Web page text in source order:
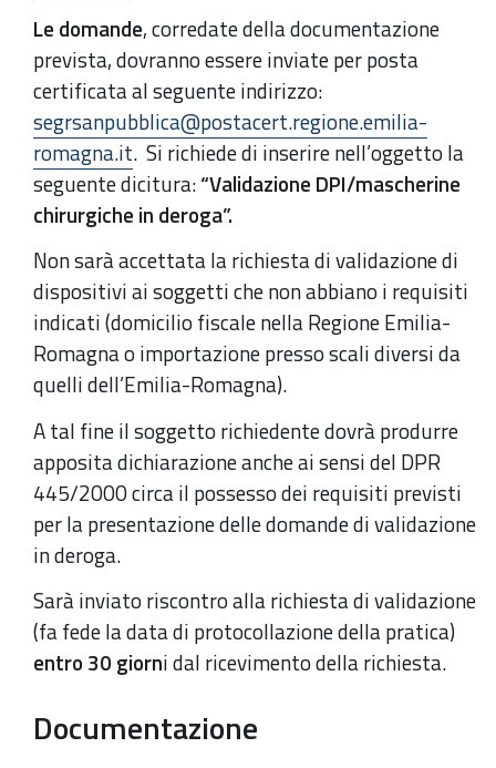
Le domande, corredate della documentazione
prevista, dovranno essere inviate per posta
certificata al seguente indirizzo:
segrsanpubblica@postacert.regione.emilia-
romagna.it. Si richiede di inserire nell’oggetto la
seguente dicitura:“Validazione DPI/mascherine
chirurgiche in deroga”.
Non sarà accettata la richiesta di validazione di
dispositivi ai soggetti che non abbiano i requisiti
indicati (domicilio fiscale nella Regione Emilia-
Romagna o importazione presso scali diversi da
quelli dell’Emilia-Romagna).
A tal fine il soggetto richiedente dovrà produrre
apposita dichiarazione anche ai sensi del DPR
445/2000 circa il possesso dei requisiti previsti
per la presentazione delle domande di validazione
in deroga.
Sarà inviato riscontro alla richiesta di validazione
(fa fede la data di protocollazione della pratica)
entro 30 giorni dal ricevimento della richiesta.
Documentazione